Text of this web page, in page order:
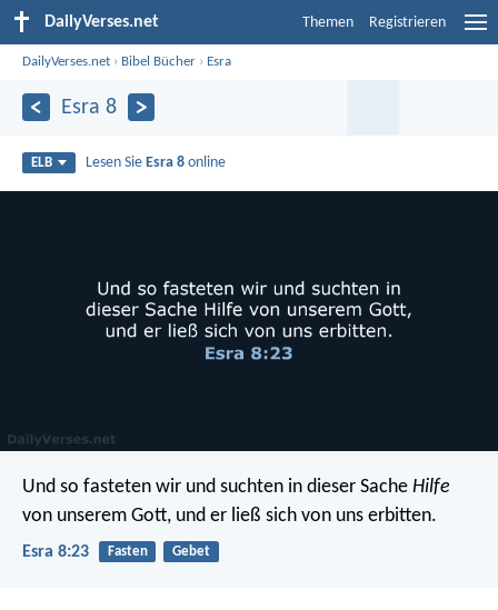
DailyVerses.net Themen Registrieren
DailyVerses.net › Bibel Bücher › Esra
Esra 8
ELB Lesen Sie Esra 8 online
Und so fasteten wir und suchten in dieser Sache Hilfe
von unserem Gott, und er ließ sich von uns erbitten.
Esra 8:23 Fasten Gebet